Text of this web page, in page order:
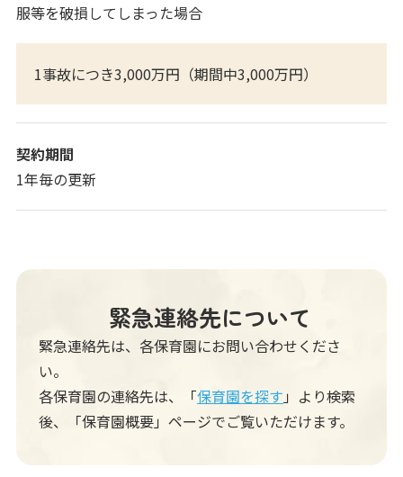
服等を破損してしまった場合
1事故につき3,000万円（期間中3,000万円）
契約期間
1年毎の更新
緊急連絡先について
緊急連絡先は、各保育園にお問い合わせくださ
い。
各保育園の連絡先は、「保育園を探す 」より検索
後、
「保育園概要」ページでご覧いただけます。